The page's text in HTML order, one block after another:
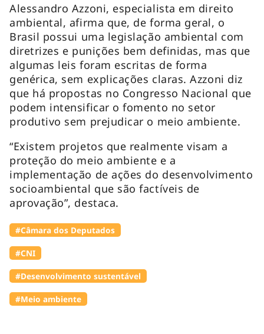
Alessandro Azzoni, especialista em direito
ambiental, afirma que, de forma geral, o
Brasil possui uma legislação ambiental com
diretrizes e punições bem definidas, mas que
algumas leis foram escritas de forma
genérica, sem explicações claras. Azzoni diz
que há propostas no Congresso Nacional que
podem intensificar o fomento no setor
produtivo sem prejudicar o meio ambiente.
“Existem projetos que realmente visam a
proteção do meio ambiente e a
implementação de ações do desenvolvimento
socioambiental que são factíveis de
aprovação”, destaca.
#Câmara dos Deputados
#CNI
#Desenvolvimento sustentável
#Meio ambiente